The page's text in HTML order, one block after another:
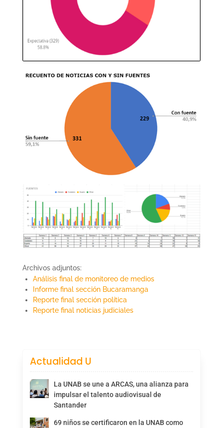
Archivos adjuntos:
Análisis final de monitoreo de medios
Informe final sección Bucaramanga
Reporte final sección política
Reporte final noticias judiciales
Actualidad U
La UNAB se une a ARCAS, una alianza para
impulsar el talento audiovisual de
Santander
69 niños se certificaron en la UNAB como